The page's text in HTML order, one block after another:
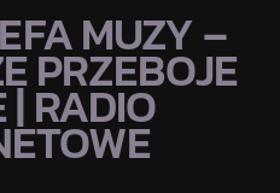
MUZY –
PRZEBOJE
| RADIO